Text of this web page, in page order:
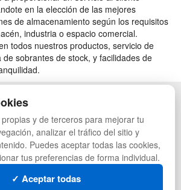
en la elección de las mejores
de almacenamiento según los requisitos
industria o espacio comercial.
todos nuestros productos, servicio de
sobrantes de stock, y facilidades de
PALETS DE PLÁSTICO
MANUTENCIÓN
GESTIÓN DE RESIDUOS
PALETS
CONTENEDORES DE PLÁSTICO
LIQUIDACIÓN Y SOBRANTES
y de terceros para mejorar tu
analizar el tráfico del sitio y
Puedes aceptar todas las cookies,
tus preferencias de forma individual.
✓ Aceptar todas